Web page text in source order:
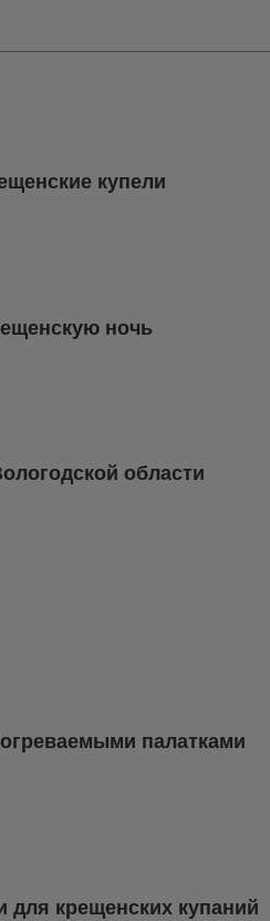
купели
ночь
области
палатками
для крещенских купаний